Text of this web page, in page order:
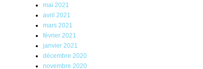
mai 2021
avril 2021
mars 2021
février 2021
janvier 2021
décembre 2020
novembre 2020